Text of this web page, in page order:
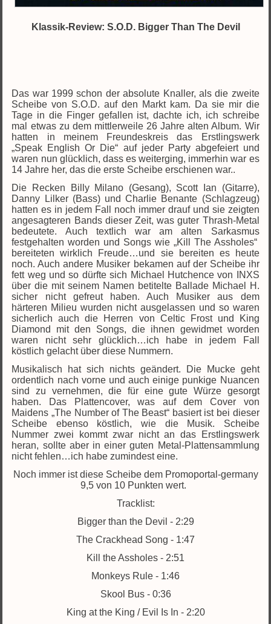
Klassik-Review: S.O.D. Bigger Than The Devil
Das war 1999 schon der absolute Knaller, als die zweite
Scheibe von S.O.D. auf den Markt kam. Da sie mir die
Tage in die Finger gefallen ist, dachte ich, ich schreibe
mal etwas zu dem mittlerweile 26 Jahre alten Album. Wir
hatten in meinem Freundeskreis das Erstlingswerk
„Speak English Or Die“ auf jeder Party abgefeiert und
waren nun glücklich, dass es weiterging, immerhin war es
14 Jahre her, das die erste Scheibe erschienen war..
Die Recken Billy Milano (Gesang), Scott Ian (Gitarre),
Danny Lilker (Bass) und Charlie Benante (Schlagzeug)
hatten es in jedem Fall noch immer drauf und sie zeigten
angesagteren Bands dieser Zeit, was guter Thrash-Metal
bedeutete. Auch textlich war am alten Sarkasmus
festgehalten worden und Songs wie „Kill The Assholes“
bereiteten wirklich Freude…und sie bereiten es heute
noch. Auch andere Musiker bekamen auf der Scheibe ihr
fett weg und so dürfte sich Michael Hutchence von INXS
über die mit seinem Namen betitelte Ballade Michael H.
sicher nicht gefreut haben. Auch Musiker aus dem
härteren Milieu wurden nicht ausgelassen und so waren
sicherlich auch die Herren von Celtic Frost und King
Diamond mit den Songs, die ihnen gewidmet worden
waren nicht sehr glücklich…ich habe in jedem Fall
köstlich gelacht über diese Nummern.
Musikalisch hat sich nichts geändert. Die Mucke geht
ordentlich nach vorne und auch einige punkige Nuancen
sind zu vernehmen, die für eine gute Würze gesorgt
haben. Das Plattencover, was auf dem Cover von
Maidens „The Number of The Beast“ basiert ist bei dieser
Scheibe ebenso köstlich, wie die Musik. Scheibe
Nummer zwei kommt zwar nicht an das Erstlingswerk
heran, sollte aber in einer guten Metal-Plattensammlung
nicht fehlen…ich habe zumindest eine.
Noch immer ist diese Scheibe dem Promoportal-germany
9,5 von 10 Punkten wert.
Tracklist:
Bigger than the Devil - 2:29
The Crackhead Song - 1:47
Kill the Assholes - 2:51
Monkeys Rule - 1:46
Skool Bus - 0:36
King at the King / Evil Is In - 2:20